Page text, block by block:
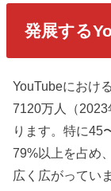
発展する
YouTubeにおけ
7120万人（
ります。特に45
79%以上を占め
広く広がってい